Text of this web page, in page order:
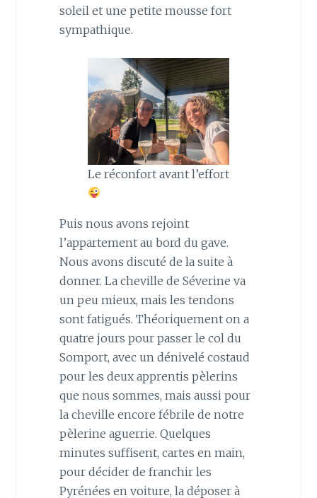
soleil et une petite mousse fort
sympathique.
Le réconfort avant l’effort
Puis nous avons rejoint
l’appartement au bord du gave.
Nous avons discuté de la suite à
donner. La cheville de Séverine va
un peu mieux, mais les tendons
sont fatigués. Théoriquement on a
quatre jours pour passer le col du
Somport, avec un dénivelé costaud
pour les deux apprentis pèlerins
que nous sommes, mais aussi pour
la cheville encore fébrile de notre
pèlerine aguerrie. Quelques
minutes suffisent, cartes en main,
pour décider de franchir les
Pyrénées en voiture, la déposer à